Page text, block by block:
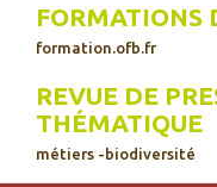
FORMATIONS
formation.ofb.fr
REVUE DE
THÉMATIQUE
métiers -biodiversité